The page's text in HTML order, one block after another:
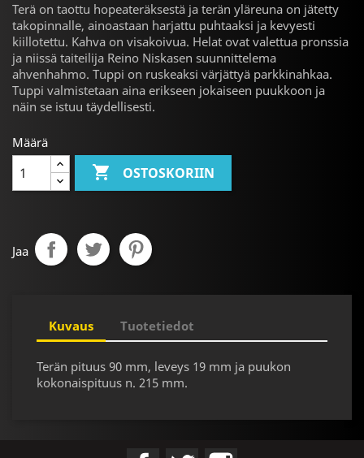
Terä on taottu hopeateräksestä ja terän yläreuna on jätetty
takopinnalle, ainoastaan harjattu puhtaaksi ja kevyesti
kiillotettu. Kahva on visakoivua. Helat ovat valettua pronssia
ja niissä taiteilija Reino Niskasen suunnittelema
ahvenhahmo. Tuppi on ruskeaksi värjättyä parkkinahkaa.
Tuppi valmistetaan aina erikseen jokaiseen puukkoon ja
näin se istuu täydellisesti.
Määrä
 OSTOSKORIIN
Jaa
Kuvaus Tuotetiedot
Terän pituus 90 mm, leveys 19 mm ja puukon
kokonaispituus n. 215 mm.